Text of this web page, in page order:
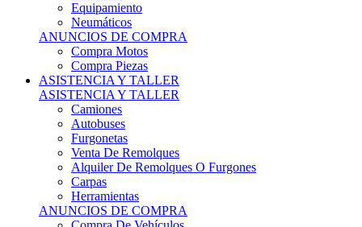
ANUNCIOS DE COMPRA
Compra Motos
Compra Piezas
ASISTENCIA Y TALLER
ASISTENCIA Y TALLER
Camiones
Autobuses
Furgonetas
Venta De Remolques
Alquiler De Remolques O Furgones
Carpas
Herramientas
ANUNCIOS DE COMPRA
Compra De Vehículos
Compra De Herramientas